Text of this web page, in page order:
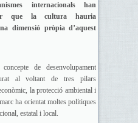
internacionals han
que la cultura hauria
dimensió pròpia d’aquest
de desenvolupament
al voltant de tres pilars
la protecció ambiental i
ha orientat moltes polítiques
estatal i local.